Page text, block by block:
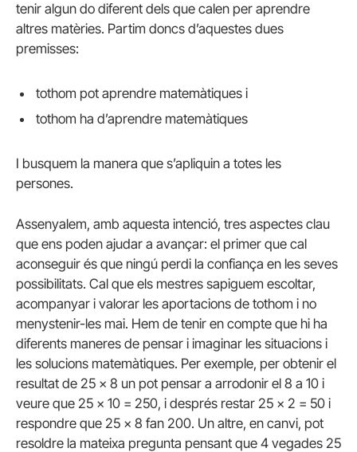
tenir algun do diferent dels que calen per aprendre
altres matèries. Partim doncs d’aquestes dues
premisses:
tothom pot aprendre matemàtiques i
tothom ha d’aprendre matemàtiques
I busquem la manera que s’apliquin a totes les
persones.
Assenyalem, amb aquesta intenció, tres aspectes clau
que ens poden ajudar a avançar: el primer que cal
aconseguir és que ningú perdi la confiança en les seves
possibilitats. Cal que els mestres sapiguem escoltar,
acompanyar i valorar les aportacions de tothom i no
menystenir-les mai. Hem de tenir en compte que hi ha
diferents maneres de pensar i imaginar les situacions i
les solucions matemàtiques. Per exemple, per obtenir el
resultat de 25 x 8 un pot pensar a arrodonir el 8 a 10 i
veure que 25 x 10 = 250, i després restar 25 x 2 = 50 i
respondre que 25 x 8 fan 200. Un altre, en canvi, pot
resoldre la mateixa pregunta pensant que 4 vegades 25